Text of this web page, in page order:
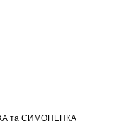
та СИМОНЕНКА